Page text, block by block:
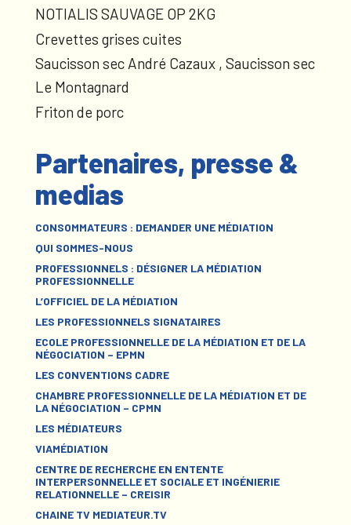
NOTIALIS SAUVAGE OP 2KG
Crevettes grises cuites
Saucisson sec André Cazaux , Saucisson sec
Le Montagnard
Friton de porc
Partenaires, presse &
medias
CONSOMMATEURS : DEMANDER UNE MÉDIATION
QUI SOMMES-NOUS
PROFESSIONNELS : DÉSIGNER LA MÉDIATION
PROFESSIONNELLE
L’OFFICIEL DE LA MÉDIATION
LES PROFESSIONNELS SIGNATAIRES
ECOLE PROFESSIONNELLE DE LA MÉDIATION ET DE LA
NÉGOCIATION – EPMN
LES CONVENTIONS CADRE
CHAMBRE PROFESSIONNELLE DE LA MÉDIATION ET DE
LA NÉGOCIATION – CPMN
LES MÉDIATEURS
VIAMÉDIATION
CENTRE DE RECHERCHE EN ENTENTE
INTERPERSONNELLE ET SOCIALE ET INGÉNIERIE
RELATIONNELLE – CREISIR
CHAINE TV MEDIATEUR.TV